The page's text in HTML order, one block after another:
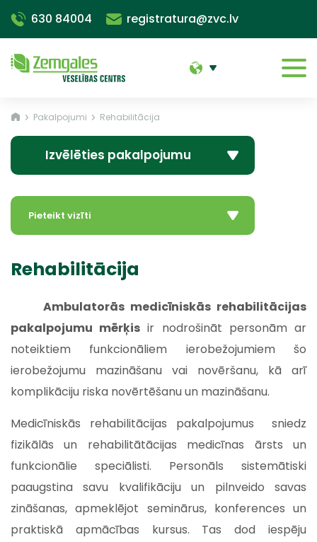
630 84004 registratura@zvc.lv
Pakalpojumi Rehabilitācija
Izvēlēties pakalpojumu
Rehabilitācija
Ambulatorās medicīniskās rehabilitācijas
pakalpojumu mērķis ir nodrošināt personām ar
noteiktiem funkcionāliem ierobežojumiem šo
ierobežojumu mazināšanu vai novēršanu, kā arī
komplikāciju riska novērtēšanu un mazināšanu.
Medicīniskās rehabilitācijas pakalpojumus sniedz
fizikālās un rehabilitātācijas medicīnas ārsts un
funkcionālie speciālisti. Personāls sistemātiski
paaugstina savu kvalifikāciju un pilnveido savas
zināšanas, apmeklējot seminārus, konferences un
praktiskā apmācības kursus. Tas dod iespēju
Pieteikt vizīti